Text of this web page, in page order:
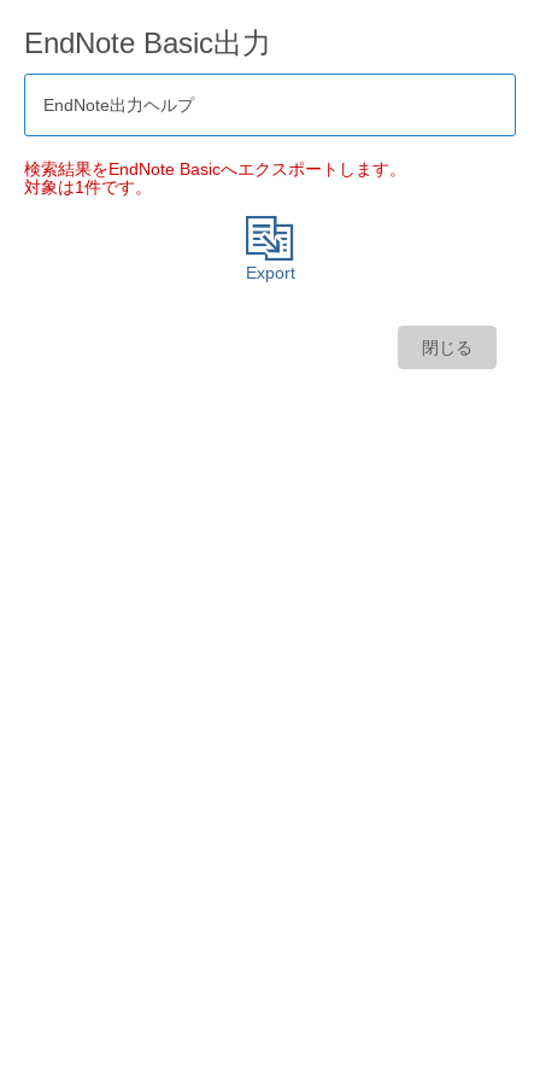
EndNote Basic出力
EndNote出力ヘルプ
検索結果をEndNote Basicへエクスポートします。
対象は1件です。
Export